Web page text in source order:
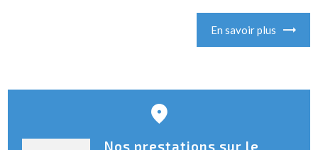
En savoir plus
Nos prestations sur le